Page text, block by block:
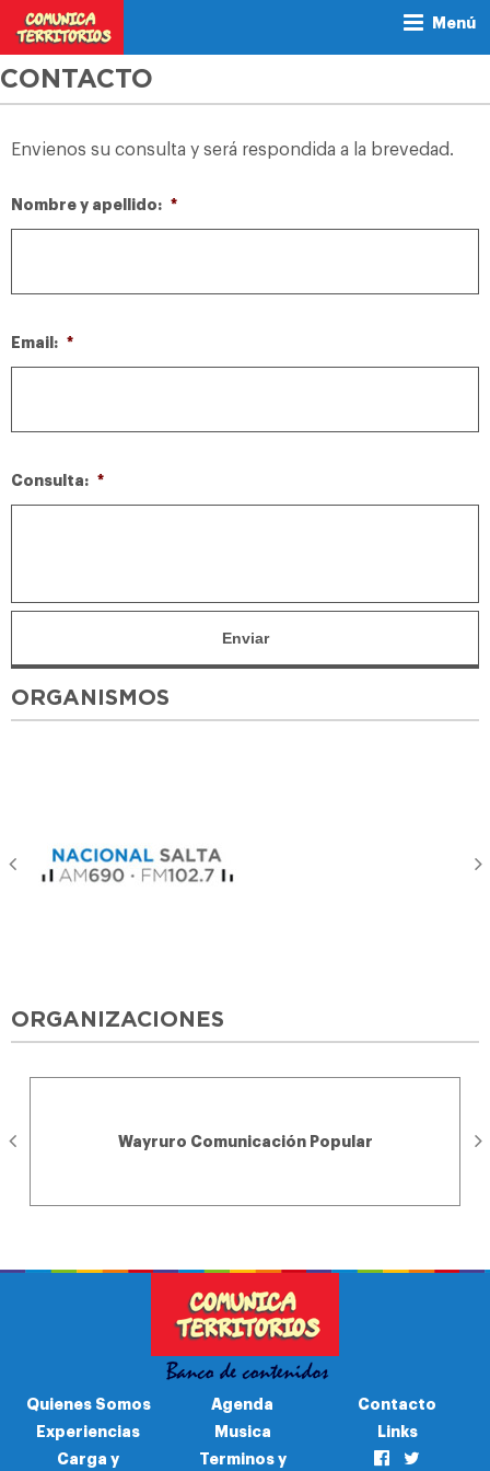
Menú
CONTACTO
Envienos su consulta y será respondida a la brevedad.
Nombre y apellido: *
Email: *
Consulta: *
ORGANISMOS
ORGANIZACIONES
Wayruro Comunicación Popular
Quienes Somos
Experiencias
Carga y
Agenda
Musica
Terminos y
Contacto
Links